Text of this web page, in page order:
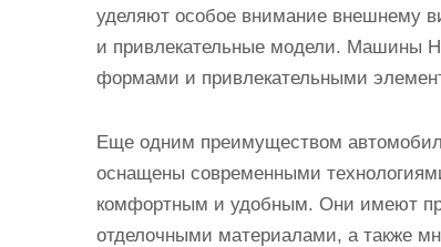
уделяют особое внимание внешнему
и привлекательные модели. Машины
формами и привлекательными
Еще одним преимуществом
оснащены современными
комфортным и удобным. Они имеют
отделочными материалами, а также